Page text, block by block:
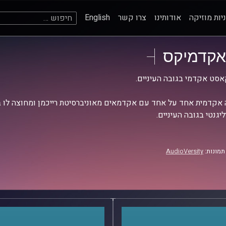
מוזיקה אודותינו צרו קשר English חיפוש:
אקדמיקס
אקדמי בגובה העיניים.
אקדמית אחד על אחד עם אקדמאים מאוניברסיטת רייכמן ומחוצה לו
בגובה העיניים.
AudioVersity